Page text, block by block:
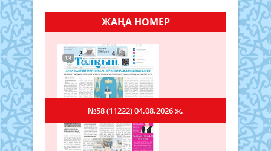
ЖАҢА НОМЕР
№58 (11222)04.08.2026 ж.